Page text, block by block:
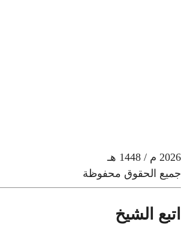
2026 م / 1448 هـ
جميع الحقوق محفوظة
اتبع الشيخ